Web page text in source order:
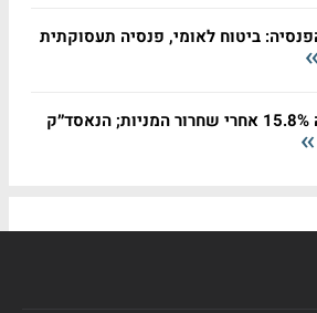
ביטוח לאומי, פנסיה תעסוקתית
ספייס X זינקה 15.8% אחרי שחרור המניות; הנאסד״ק